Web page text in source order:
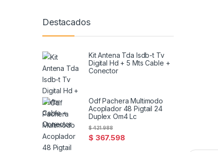
Destacados
Kit Antena Tda Isdb-t Tv
Digital Hd + 5 Mts Cable +
Conector
Odf Pachera Multimodo
Acoplador 48 Pigtail 24
Duplex Om4 Lc
$367.598
$421.988